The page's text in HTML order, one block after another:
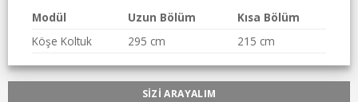
Modül Uzun Bölüm
Kısa Bölüm
Köşe Koltuk
295 cm 215 cm
SİZİ ARAYALIM